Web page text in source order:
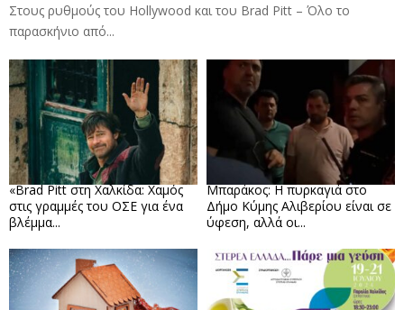
Στους ρυθμούς του Hollywood και του Brad Pitt – Όλο το
παρασκήνιο από...
«Brad Pitt στη Χαλκίδα: Χαμός
στις γραμμές του ΟΣΕ για ένα
βλέμμα...
Μπαράκος: Η πυρκαγιά στο
Δήμο Κύμης Αλιβερίου είναι σε
ύφεση, αλλά οι...